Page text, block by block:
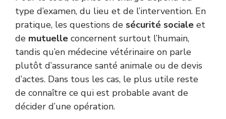
type d’examen, du lieu et de l’intervention. En
pratique, les questions de sécurité sociale et
de mutuelle concernent surtout l’humain,
tandis qu’en médecine vétérinaire on parle
plutôt d’assurance santé animale ou de devis
d’actes. Dans tous les cas, le plus utile reste
de connaître ce qui est probable avant de
décider d’une opération.